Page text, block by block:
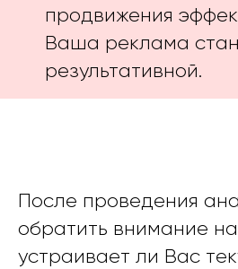
продвижения
Ваша реклама
результативной.
После проведения
обратить внимание
устраивает ли Вас